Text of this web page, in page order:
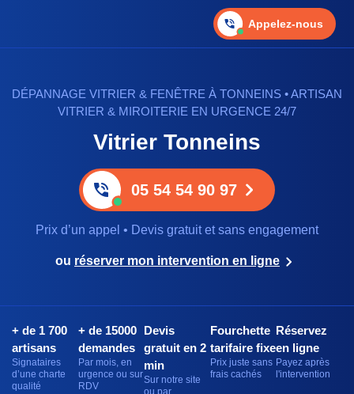
Appelez-nous
DÉPANNAGE VITRIER & FENÊTRE À TONNEINS • ARTISAN
VITRIER & MIROITERIE EN URGENCE 24/7
Vitrier Tonneins
05 54 54 90 97
Prix d’un appel • Devis gratuit et sans engagement
ou réserver mon intervention en ligne
+ de 1 700
artisans
Signataires
d’une charte
qualité
+ de 15000
demandes
Par mois, en
urgence ou sur
RDV
Devis
gratuit en 2
min
Sur notre site
ou par
Fourchette
tarifaire fixe
Prix juste sans
frais cachés
Réservez
en ligne
Payez après
l'intervention